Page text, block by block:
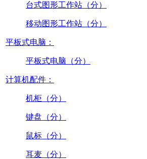
台式图形工作站（分）
移动图形工作站（分）
平板式电脑：
平板式电脑（分）
计算机配件：
机柜（分）
键盘（分）
鼠标（分）
耳麦（分）